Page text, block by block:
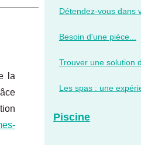
la
Détendez-vous dans
Besoin d'une pièce...
Trouver une solution
Les spas : une
Piscine